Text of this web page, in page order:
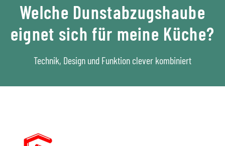
Welche Dunstabzugshaube
eignet sich für meine Küche?
Technik, Design und Funktion clever kombiniert